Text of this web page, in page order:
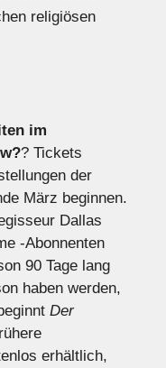
religiösen
im
? Tickets
der
März beginnen.
Dallas
-Abonnenten
90 Tage lang
haben werden,
Der
erhältlich,